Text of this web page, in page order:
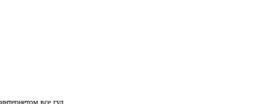
все гуд